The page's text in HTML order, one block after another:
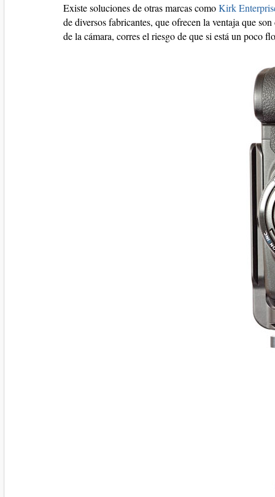
Existe soluciones de otras marcas comoKirk
de diversos fabricantes, que ofrecen la ventaja que
de la cámara, corres el riesgo de que si está un poco